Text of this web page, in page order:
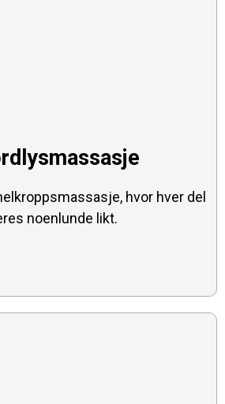
hvor hver del
noenlunde likt.